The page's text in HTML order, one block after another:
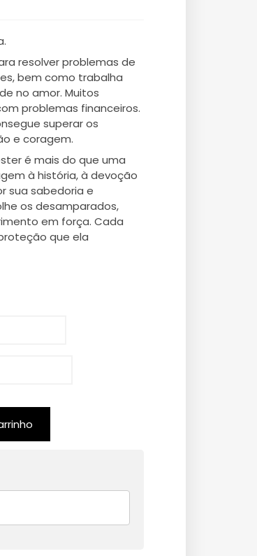
resolver problemas de
bem como trabalha
no amor. Muitos
problemas financeiros.
superar os
e coragem.
é mais do que uma
à história, à devoção
sua sabedoria e
os desamparados,
em força. Cada
que ela